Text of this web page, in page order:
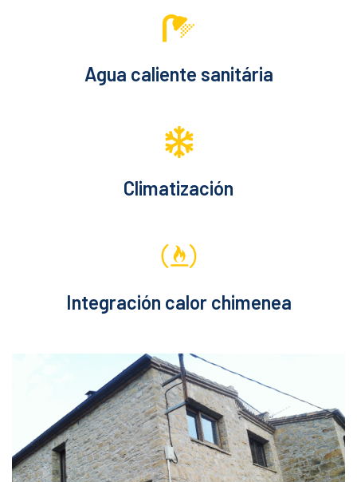
Agua caliente sanitária
Climatización
Integración calor chimenea